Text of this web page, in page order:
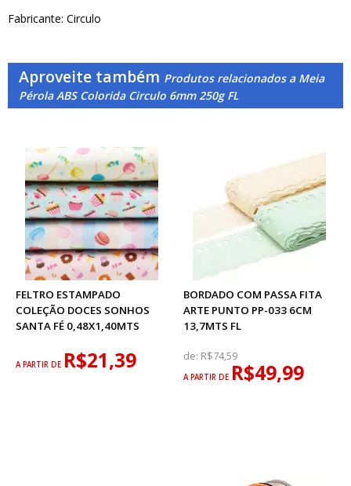
Fabricante: Circulo
Aproveite também Produtos relacionados a Meia
Pérola ABS Colorida Circulo 6mm 250g FL
FELTRO ESTAMPADO
COLEÇÃO DOCES SONHOS
SANTA FÉ 0,48X1,40MTS
A PARTIR DE R$21,39
BORDADO COM PASSA FITA
ARTE PUNTO PP-033 6CM
13,7MTS FL
de: R$74,59
A PARTIR DE R$49,99